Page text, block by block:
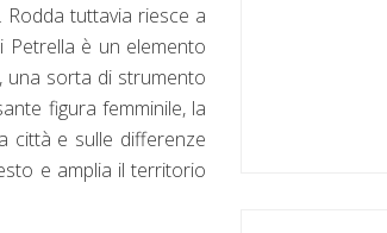
tuttavia riesce a
è un elemento
sorta di strumento
figura femminile, la
città e sulle differenze
e amplia il territorio